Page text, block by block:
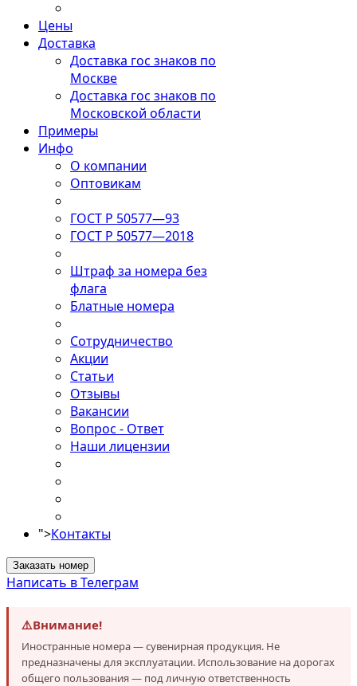
Цены
Доставка
Доставка гос знаков по
Москве
Доставка гос знаков по
Московской области
Примеры
Инфо
О компании
Оптовикам
ГОСТ Р 50577—93
ГОСТ Р 50577—2018
Штраф за номера без
флага
Блатные номера
Сотрудничество
Акции
Статьи
Отзывы
Вакансии
Вопрос - Ответ
Наши лицензии
">Контакты
Заказать номер
Написать в Телеграм
⚠️Внимание!
Иностранные номера — сувенирная продукция. Не
предназначены для эксплуатации. Использование на дорогах
общего пользования — под личную ответственность